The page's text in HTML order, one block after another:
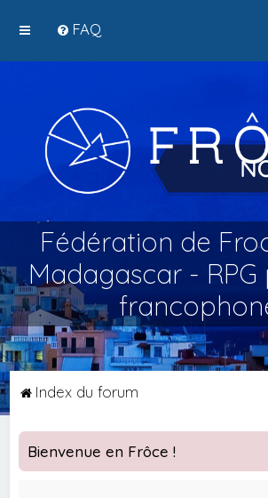
FAQ
Fédération de
Madagascar -
Index du forum
Bienvenue en Frôce !